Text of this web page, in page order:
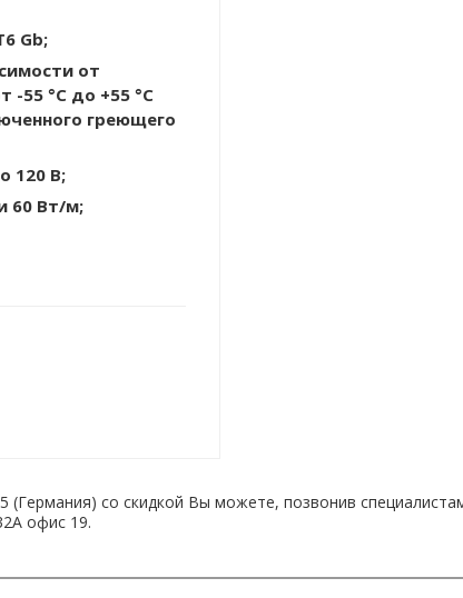
Gb;
от
55 °C до +55 °C
греющего
120 В;
60 Вт/м;
(Германия) со скидкой Вы можете, позвонив
офис 19.